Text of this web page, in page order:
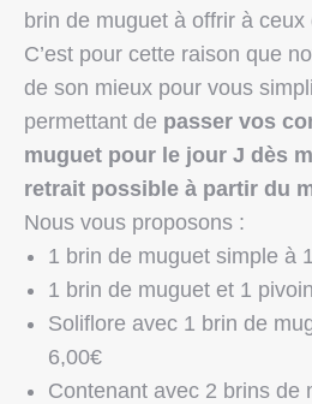
brin de muguet à offrir à
C’est pour cette raison que
de son mieux pour vous
permettant de passer vos
muguet pour le jour J dès
retrait possible à partir du
Nous vous proposons :
1 brin de muguet simple à
1 brin de muguet et 1
Soliflore avec 1 brin de
6,00€
Contenant avec 2 brins de